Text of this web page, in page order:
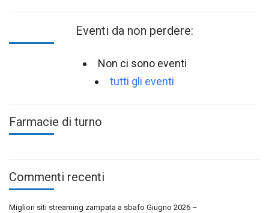
Eventi da non perdere:
Non ci sono eventi
tutti gli eventi
Farmacie di turno
Commenti recenti
Migliori siti streaming zampata a sbafo Giugno 2026 –